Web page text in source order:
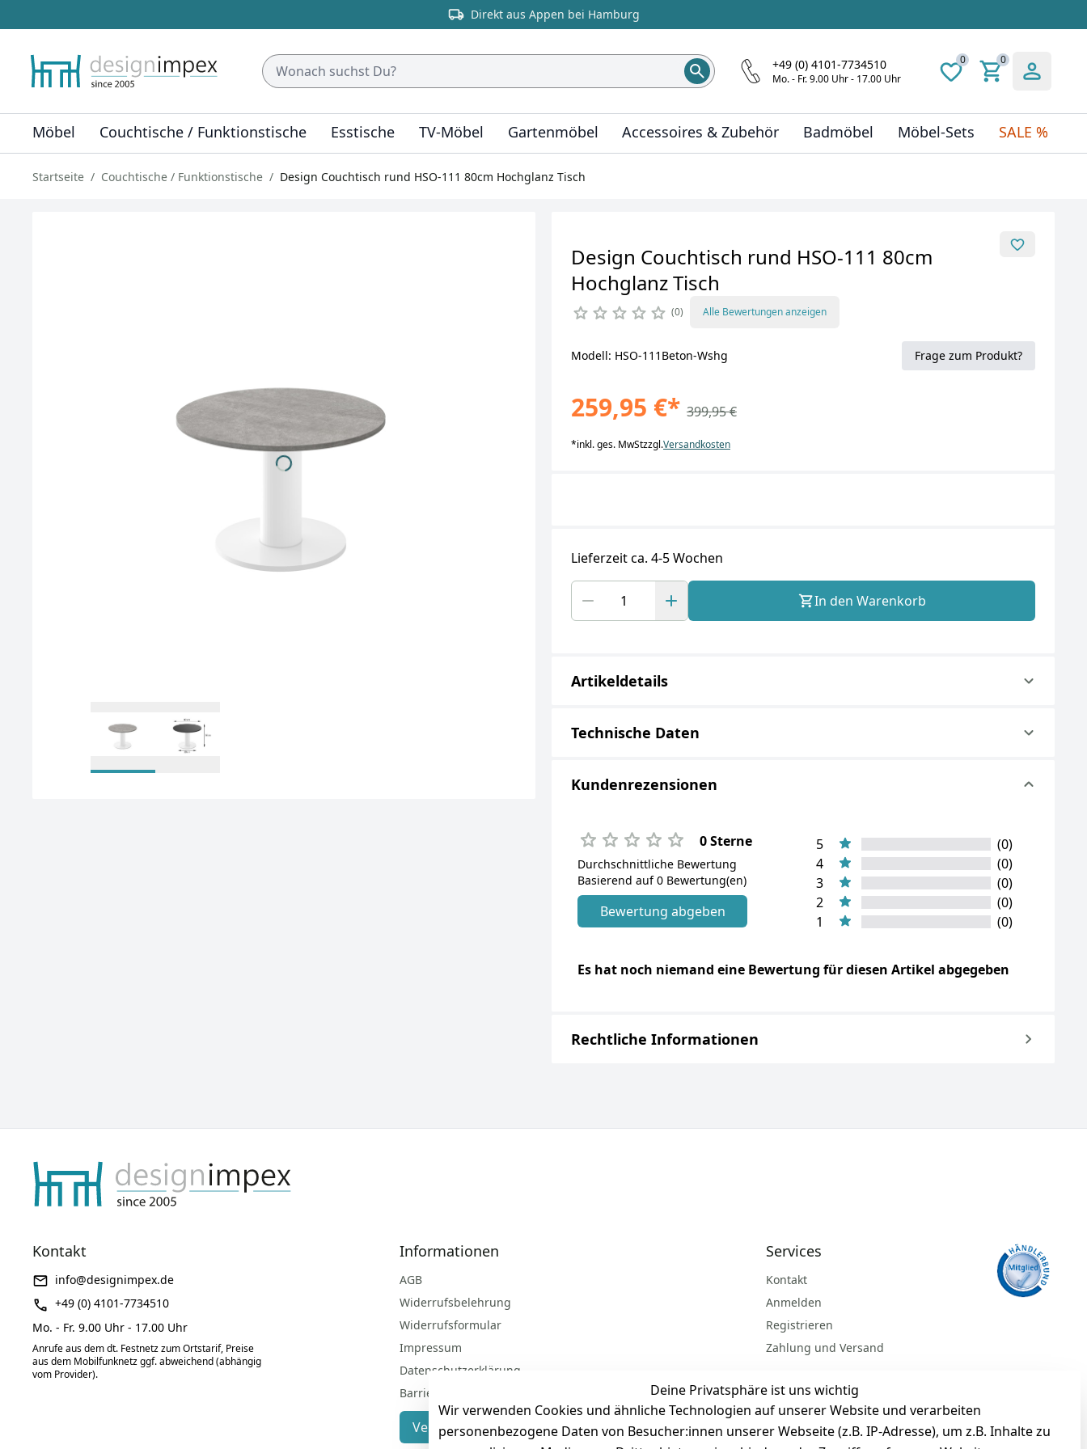
Direkt aus Appen bei Hamburg
+49 (0) 4101-7734510
Mo. - Fr. 9.00 Uhr - 17.00 Uhr
0 0
Möbel Couchtische / Funktionstische Esstische TV-Möbel Gartenmöbel Accessoires & Zubehör Badmöbel Möbel-Sets SALE %
Startseite Couchtische / Funktionstische Design Couchtisch rund HSO-111 80cm Hochglanz Tisch
Design Couchtisch rund HSO-111 80cm
Hochglanz Tisch
0 Alle Bewertungen anzeigen
Modell: HSO-111Beton-Wshg Frage zum Produkt?
259,95 €* 399,95 €
*inkl. ges. MwStzzgl.Versandkosten
Lieferzeit ca. 4-5 Wochen
In den Warenkorb
Artikeldetails
Technische Daten
Kundenrezensionen
0 Sterne
Durchschnittliche Bewertung
Basierend auf 0 Bewertung(en)
Bewertung abgeben
5
(0)
4
(0)
3
(0)
2
(0)
1
(0)
Es hat noch niemand eine Bewertung für diesen Artikel abgegeben
Rechtliche Informationen
Deine Privatsphäre ist uns wichtig
Wir verwenden Cookies und ähnliche Technologien auf unserer Website und verarbeiten
personenbezogene Daten von Besucher:innen unserer Webseite (z.B. IP-Adresse), um z.B. Inhalte zu
Kontakt
info@designimpex.de
+49 (0) 4101-7734510
Mo. - Fr. 9.00 Uhr - 17.00 Uhr
Anrufe aus dem dt. Festnetz zum Ortstarif, Preise
aus dem Mobilfunknetz ggf. abweichend (abhängig
vom Provider).
Informationen
AGB
Widerrufsbelehrung
Widerrufsformular
Impressum
Datenschutzerklärung
Barrierefreiheitserklärung
Vertrag widerrufen
Services
Kontakt
Anmelden
Registrieren
Zahlung und Versand